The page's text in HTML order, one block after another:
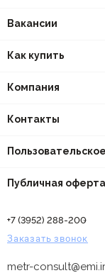
Вакансии
Как купить
Компания
Контакты
Публичная
+7 (3952) 288-200
Заказать звонок
metr-